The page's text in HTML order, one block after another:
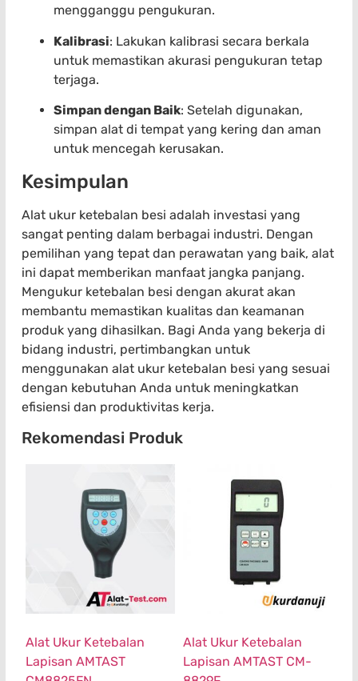
mengganggu pengukuran.
Kalibrasi: Lakukan kalibrasi secara berkala
untuk memastikan akurasi pengukuran tetap
terjaga.
Simpan dengan Baik: Setelah digunakan,
simpan alat di tempat yang kering dan aman
untuk mencegah kerusakan.
Kesimpulan
Alat ukur ketebalan besi adalah investasi yang
sangat penting dalam berbagai industri. Dengan
pemilihan yang tepat dan perawatan yang baik, alat
ini dapat memberikan manfaat jangka panjang.
Mengukur ketebalan besi dengan akurat akan
membantu memastikan kualitas dan keamanan
produk yang dihasilkan. Bagi Anda yang bekerja di
bidang industri, pertimbangkan untuk
menggunakan alat ukur ketebalan besi yang sesuai
dengan kebutuhan Anda untuk meningkatkan
efisiensi dan produktivitas kerja.
Rekomendasi Produk
Alat Ukur Ketebalan
Lapisan AMTAST
Alat Ukur Ketebalan
Lapisan AMTAST CM-